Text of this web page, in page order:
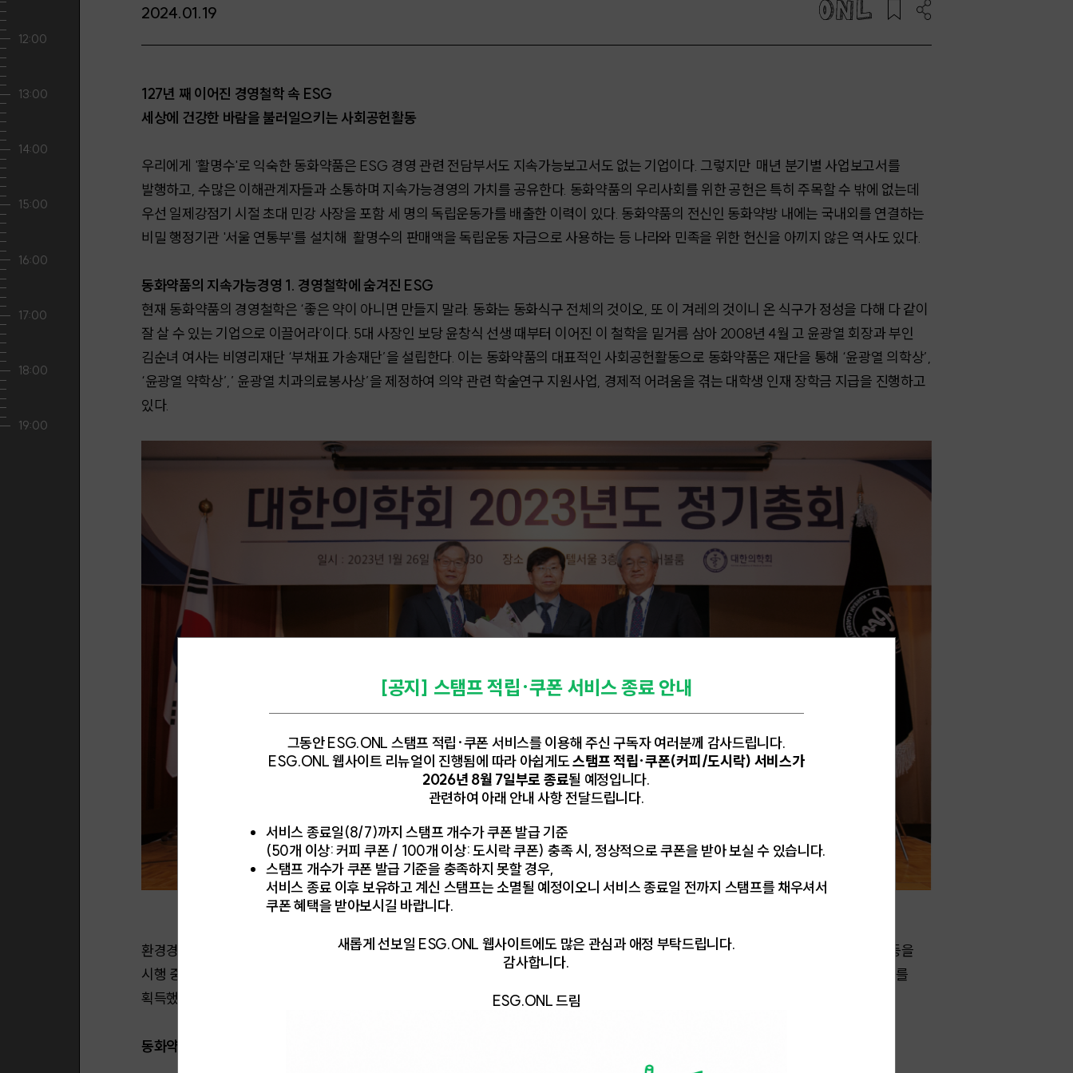
2024.01.19
127년 째 이어진 경영철학 속 ESG
세상에 건강한 바람을 불러일으키는 사회공헌활동
우리에게 '활명수'로 익숙한 동화약품은 ESG 경영 관련 전담부서도 지속가능보고서도 없는 기업이다. 그렇지만 매년 분기별 사업보고서를
발행하고, 수많은 이해관계자들과 소통하며 지속가능경영의 가치를 공유한다. 동화약품의 우리사회를 위한 공헌은 특히 주목할 수 밖에 없는데
우선 일제강점기 시절 초대 민강 사장을 포함 세 명의 독립운동가를 배출한 이력이 있다. 동화약품의 전신인 동화약방 내에는 국내외를 연결하는
비밀 행정기관 '서울 연통부'를 설치해 활명수의 판매액을 독립운동 자금으로 사용하는 등 나라와 민족을 위한 헌신을 아끼지 않은 역사도 있다.
동화약품의 지속가능경영 1. 경영철학에 숨겨진 ESG
현재 동화약품의 경영철학은 ‘좋은 약이 아니면 만들지 말라. 동화는 동화식구 전체의 것이오, 또 이 겨레의 것이니 온 식구가 정성을 다해 다 같이
잘 살 수 있는 기업으로 이끌어라’이다. 5대 사장인 보당 윤창식 선생 때부터 이어진 이 철학을 밑거름 삼아 2008년 4월 고 윤광열 회장과 부인
김순녀 여사는 비영리재단 ‘부채표 가송재단’을 설립한다. 이는 동화약품의 대표적인 사회공헌활동으로 동화약품은 재단을 통해 ‘윤광열 의학상’,
‘윤광열 약학상’,’ 윤광열 치과의료봉사상’을 제정하여 의약 관련 학술연구 지원사업, 경제적 어려움을 겪는 대학생 인재 장학금 지급을 진행하고
있다.
[제 13회 윤광열 의학상 시상 ⓒ 동화약품 가송재단]
환경경영 활동도 활발히 진행한다. 충주공장을 중심으로 소화약제 청정소화기 도입, 생산 폐기물 배출절감, 에너지 및 온실가스 사용감축 등을
시행 중이다. 그 결과 2017년 품질경영(ISO9001), 환경경영(ISO14001), 2018년 안전보건경영(ISO45001) 등 ESG평가에도 좋은 지표를
획득했다.
동화약품의 지속가능경영 2. 미래를 위한 사회공헌
[공지] 스탬프 적립·쿠폰 서비스 종료 안내
그동안 ESG.ONL 스탬프 적립·쿠폰 서비스를 이용해 주신 구독자 여러분께 감사드립니다.
ESG.ONL 웹사이트 리뉴얼이 진행됨에 따라 아쉽게도스탬프 적립·쿠폰(커피/도시락) 서비스가
2026년 8월 7일부로 종료될 예정입니다.
관련하여 아래 안내 사항 전달드립니다.
서비스 종료일(8/7)까지 스탬프 개수가 쿠폰 발급 기준
(50개 이상: 커피 쿠폰 / 100개 이상: 도시락 쿠폰) 충족 시, 정상적으로 쿠폰을 받아 보실 수 있습니다.
스탬프 개수가 쿠폰 발급 기준을 충족하지 못할 경우,
서비스 종료 이후 보유하고 계신 스탬프는 소멸될 예정이오니 서비스 종료일 전까지 스탬프를 채우셔서
쿠폰 혜택을 받아보시길 바랍니다.
새롭게 선보일 ESG.ONL 웹사이트에도 많은 관심과 애정 부탁드립니다.
감사합니다.
ESG.ONL 드림